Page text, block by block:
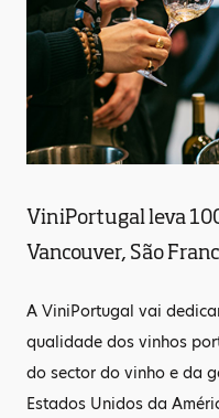
ViniPortugal leva
Vancouver, São
A ViniPortugal vai
qualidade dos vinhos
do sector do vinho e da
Estados Unidos da